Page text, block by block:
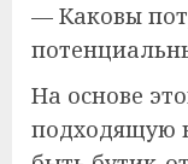
— Каковы
На основе
подходящую